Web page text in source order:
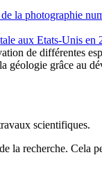
la photographie
aux Etats-Unis
de différentes
grâce au
scientifiques.
la recherche. Cela